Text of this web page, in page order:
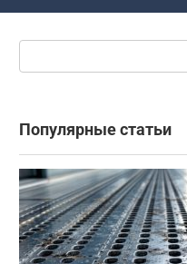
Популярные статьи